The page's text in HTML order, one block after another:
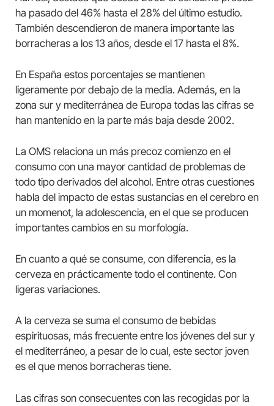
ha pasado del 46% hasta el 28% del último estudio.
También descendieron de manera importante las
borracheras a los 13 años, desde el 17 hasta el 8%.
En España estos porcentajes se mantienen
ligeramente por debajo de la media. Además, en la
zona sur y mediterránea de Europa todas las cifras se
han mantenido en la parte más baja desde 2002.
La OMS relaciona un más precoz comienzo en el
consumo con una mayor cantidad de problemas de
todo tipo derivados del alcohol. Entre otras cuestiones
habla del impacto de estas sustancias en el cerebro en
un momenot, la adolescencia, en el que se producen
importantes cambios en su morfología.
En cuanto a qué se consume, con diferencia, es la
cerveza en prácticamente todo el continente. Con
ligeras variaciones.
A la cerveza se suma el consumo de bebidas
espirituosas, más frecuente entre los jóvenes del sur y
el mediterráneo, a pesar de lo cual, este sector joven
es el que menos borracheras tiene.
Las cifras son consecuentes con las recogidas por la